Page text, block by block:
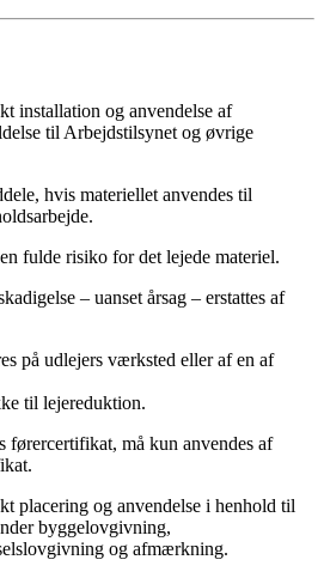
installation og anvendelse af
til Arbejdstilsynet og øvrige
hvis materiellet anvendes til
fulde risiko for det lejede materiel.
– uanset årsag – erstattes af
på udlejers værksted eller af en af
til lejereduktion.
må kun anvendes af
placering og anvendelse i henhold til
byggelovgivning,
og afmærkning.